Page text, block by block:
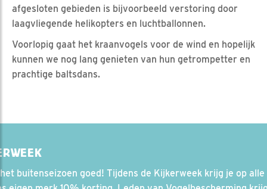
afgesloten gebieden is bijvoorbeeld verstoring door
laagvliegende helikopters en luchtballonnen.
Voorlopig gaat het kraanvogels voor de wind en hopelijk
kunnen we nog lang genieten van hun getrompetter en
prachtige baltsdans.
buitenseizoen goed! Tijdens de Kijkerweek krijg je op